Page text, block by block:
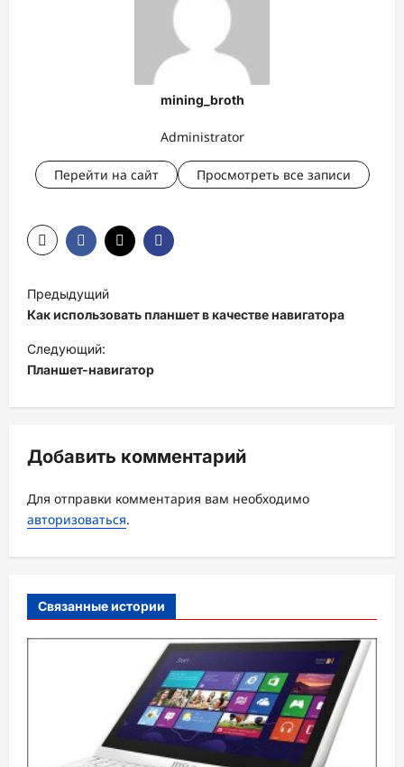
mining_broth
Administrator
Перейти на сайт Просмотреть все записи
а
в
и
ц
я
з
а
п
и
с
Предыдущий
Как использовать планшет в качестве навигатора
Следующий:
Планшет-навигатор
Добавить комментарий
Для отправки комментария вам необходимо
авторизоваться.
Связанные истории